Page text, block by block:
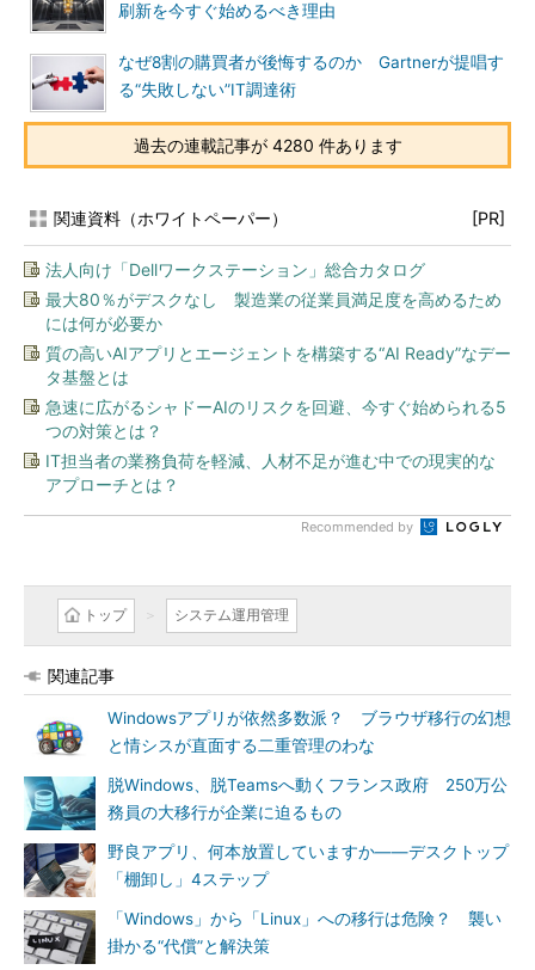
刷新を今すぐ始めるべき理由
なぜ8割の購買者が後悔するのか Gartnerが提唱す
る“失敗しない”IT調達術
過去の連載記事が 4280 件あります
関連資料（ホワイトペーパー） [PR]
法人向け「Dellワークステーション」総合カタログ
最大80％がデスクなし 製造業の従業員満足度を高めるため
には何が必要か
質の高いAIアプリとエージェントを構築する“AI Ready”なデー
タ基盤とは
急速に広がるシャドーAIのリスクを回避、今すぐ始められる5
つの対策とは？
IT担当者の業務負荷を軽減、人材不足が進む中での現実的な
アプローチとは？
Recommended by
トップ システム運用管理
関連記事
Windowsアプリが依然多数派？ ブラウザ移行の幻想
と情シスが直面する二重管理のわな
脱Windows、脱Teamsへ動くフランス政府 250万公
務員の大移行が企業に迫るもの
野良アプリ、何本放置していますか――デスクトップ
「棚卸し」4ステップ
「Windows」から「Linux」への移行は危険？ 襲い
掛かる“代償”と解決策